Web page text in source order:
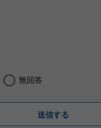
無回答
送信する